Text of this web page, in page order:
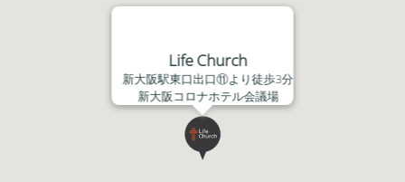
Life Church
新大阪駅東口出口⑪より徒歩3分
新大阪コロナホテル会議場